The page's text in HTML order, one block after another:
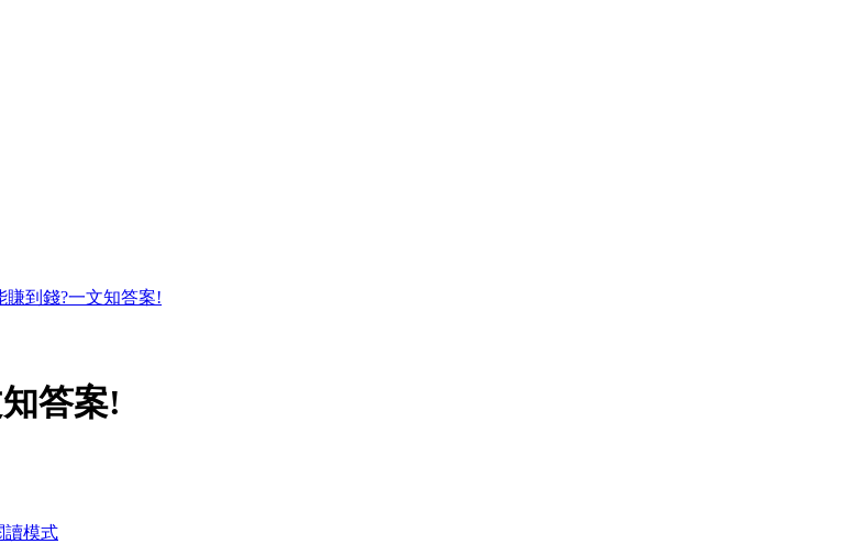
賺到錢?一文知答案!
答案!
讀模式